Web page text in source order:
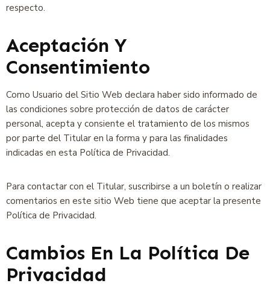
respecto.
Aceptación Y
Consentimiento
Como Usuario del Sitio Web declara haber sido informado de
las condiciones sobre protección de datos de carácter
personal, acepta y consiente el tratamiento de los mismos
por parte del Titular en la forma y para las finalidades
indicadas en esta Política de Privacidad.
Para contactar con el Titular, suscribirse a un boletín o realizar
comentarios en este sitio Web tiene que aceptar la presente
Política de Privacidad.
Cambios En La Política De
Privacidad